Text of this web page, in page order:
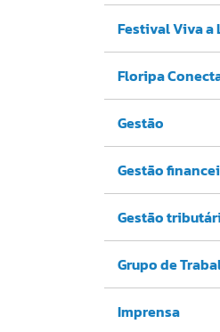
Festival Viva a
Floripa
Gestão
Gestão
Gestão
Grupo de
Imprensa